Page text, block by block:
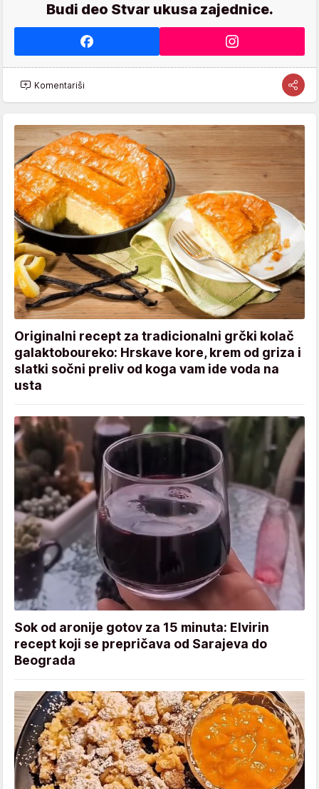
Budi deo Stvar ukusa zajednice.
Komentariši
Originalni recept za tradicionalni grčki kolač
galaktoboureko: Hrskave kore, krem od griza i
slatki sočni preliv od koga vam ide voda na
usta
Sok od aronije gotov za 15 minuta: Elvirin
recept koji se prepričava od Sarajeva do
Beograda